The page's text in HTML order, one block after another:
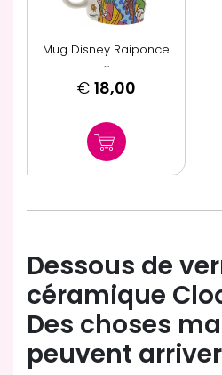
Mug Disney Raiponce
...
€ 18,00
Dessous de
céramique
Des choses
peuvent